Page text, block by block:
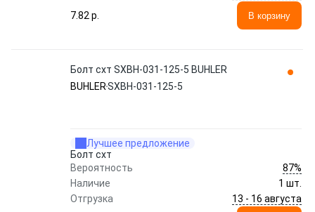
7.82 p.
В корзину
Болт схт SXBH-031-125-5 BUHLER
BUHLERSXBH-031-125-5
Лучшее предложение
Болт схт
Вероятность
87%
Наличие
1 шт.
Отгрузка
13 - 16 августа